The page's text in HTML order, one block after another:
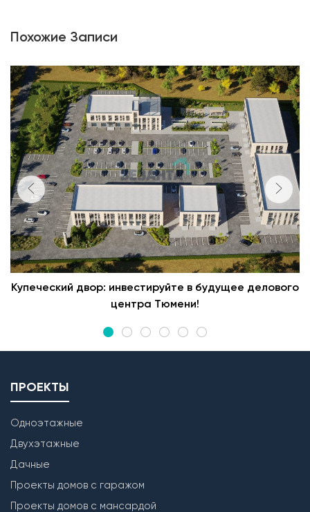
Похожие Записи
Купеческий двор: инвестируйте в будущее делового
центра Тюмени!
ПРОЕКТЫ
Одноэтажные
Двухэтажные
Дачные
Проекты домов с гаражом
Проекты домов с мансардой